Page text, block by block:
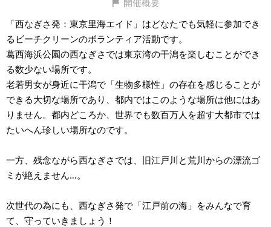
「西なぎさ発：東京里海エイド」はどなたでも気軽に参加でき
るビーチクリーンのボランティア活動です。
葛西海浜公園の西なぎさでは東京湾の干潟を楽しむことができ
る数少ない場所です。
老若男女が身近に干潟で「生物多様性」の存在を感じることが
できる大切な場所であり、都内ではこのような場所は他にはあ
りません。都内どころか、世界でも数百万人を超す大都市では
たいへん珍しい場所なのです。
一方、残念ながら西なぎさでは、旧江戸川と荒川からの漂流ゴ
ミが絶えません…。
次世代の為にも、西なぎさ発で「江戸前の海」をみんなで育
て、守っていきましょう！